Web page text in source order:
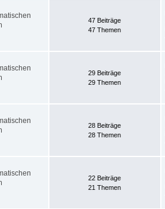
47 Beiträge
47 Themen
29 Beiträge
29 Themen
28 Beiträge
28 Themen
22 Beiträge
21 Themen